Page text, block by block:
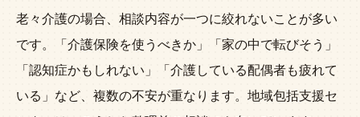
老々介護の場合、相談内容が一つに絞れないことが多い
です。「介護保険を使うべきか」「家の中で転びそう」
「認知症かもしれない」「介護している配偶者も疲れて
いる」など、複数の不安が重なります。地域包括支援セ